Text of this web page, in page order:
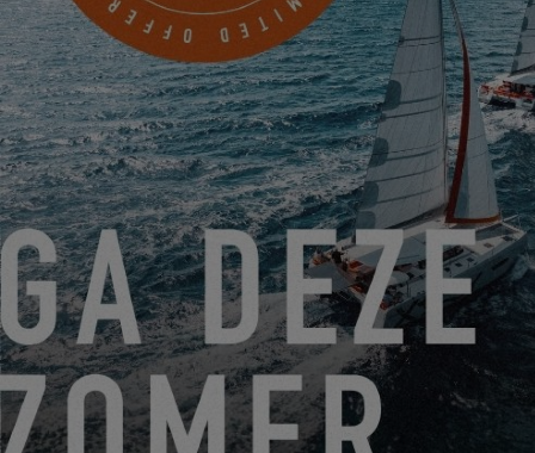
EINEN TERMIN VEREINBAREN
VON 22. JUNI 2026 BIS 31. AUGUST 2026
GO SAILING MIT EXCESS DIESEN SOMMER!
EXCESS 11 EXCESS 13 EXCESS 14